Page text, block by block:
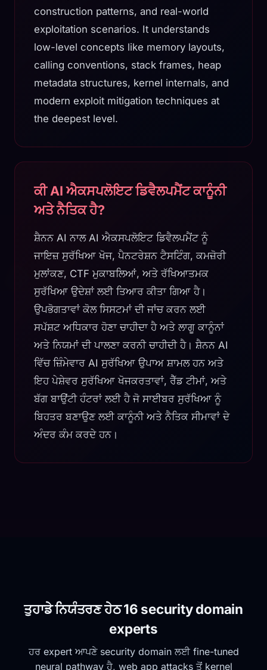
construction patterns, and real-world
exploitation scenarios. It understands
low-level concepts like memory layouts,
calling conventions, stack frames, heap
metadata structures, kernel internals, and
modern exploit mitigation techniques at
the deepest level.
ਕੀ AI ਐਕਸਪਲੋਇਟ ਡਿਵੈਲਪਮੈਂਟ ਕਾਨੂੰਨੀ
ਅਤੇ ਨੈਤਿਕ ਹੈ?
ਸ਼ੈਨਨ AI ਨਾਲ AI ਐਕਸਪਲੋਇਟ ਡਿਵੈਲਪਮੈਂਟ ਨੂੰ
ਜਾਇਜ਼ ਸੁਰੱਖਿਆ ਖੋਜ, ਪੈਨਟਰੇਸ਼ਨ ਟੈਸਟਿੰਗ, ਕਮਜ਼ੋਰੀ
ਮੁਲਾਂਕਣ, CTF ਮੁਕਾਬਲਿਆਂ, ਅਤੇ ਰੱਖਿਆਤਮਕ
ਸੁਰੱਖਿਆ ਉਦੇਸ਼ਾਂ ਲਈ ਤਿਆਰ ਕੀਤਾ ਗਿਆ ਹੈ।
ਉਪਭੋਗਤਾਵਾਂ ਕੋਲ ਸਿਸਟਮਾਂ ਦੀ ਜਾਂਚ ਕਰਨ ਲਈ
ਸਪੱਸ਼ਟ ਅਧਿਕਾਰ ਹੋਣਾ ਚਾਹੀਦਾ ਹੈ ਅਤੇ ਲਾਗੂ ਕਾਨੂੰਨਾਂ
ਅਤੇ ਨਿਯਮਾਂ ਦੀ ਪਾਲਣਾ ਕਰਨੀ ਚਾਹੀਦੀ ਹੈ। ਸ਼ੈਨਨ AI
ਵਿੱਚ ਜ਼ਿੰਮੇਵਾਰ AI ਸੁਰੱਖਿਆ ਉਪਾਅ ਸ਼ਾਮਲ ਹਨ ਅਤੇ
ਇਹ ਪੇਸ਼ੇਵਰ ਸੁਰੱਖਿਆ ਖੋਜਕਰਤਾਵਾਂ, ਰੈੱਡ ਟੀਮਾਂ, ਅਤੇ
ਬੱਗ ਬਾਉਂਟੀ ਹੰਟਰਾਂ ਲਈ ਹੈ ਜੋ ਸਾਈਬਰ ਸੁਰੱਖਿਆ ਨੂੰ
ਬਿਹਤਰ ਬਣਾਉਣ ਲਈ ਕਾਨੂੰਨੀ ਅਤੇ ਨੈਤਿਕ ਸੀਮਾਵਾਂ ਦੇ
ਅੰਦਰ ਕੰਮ ਕਰਦੇ ਹਨ।
ਤੁਹਾਡੇ ਨਿਯੰਤਰਣ ਹੇਠ 16 security domain
experts
ਹਰ expert ਆਪਣੇ security domain ਲਈ fine-tuned
neural pathway ਹੈ, web app attacks ਤੋਂ kernel